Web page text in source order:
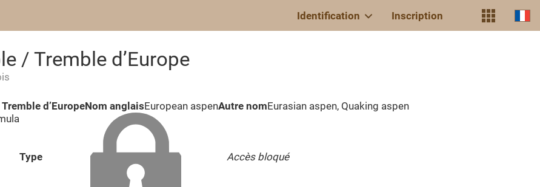
Identification Inscription
/ Tremble d’Europe
d’EuropeNom anglaisEuropean aspenAutre nomEurasian aspen, Quaking aspen
Type Accès bloqué